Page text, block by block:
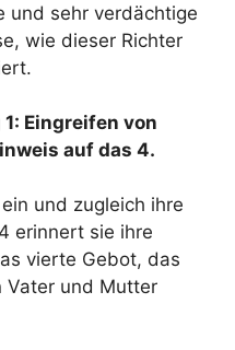
und sehr verdächtige
wie dieser Richter
Eingreifen von
auf das 4.
und zugleich ihre
erinnert sie ihre
vierte Gebot, das
Vater und Mutter